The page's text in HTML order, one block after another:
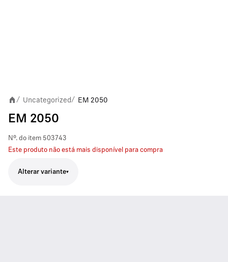
/ Uncategorized / EM 2050
EM 2050
Nº. do item 503743
Este produto não está mais disponível para compra
Alterar variante